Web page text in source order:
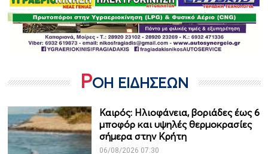
ΡΟΗ ΕΙΔΗΣΕΩΝ
Καιρός: Ηλιοφάνεια, βοριάδες έως 6
μποφόρ και υψηλές θερμοκρασίες
σήμερα στην Κρήτη
06/08/2026 07:30